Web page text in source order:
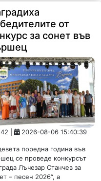
от
за сонет във
| 2026-08-06 15:40:39
поредна година във
се проведе конкурсът
Лъчезар Станчев за
– песен 2026“, а